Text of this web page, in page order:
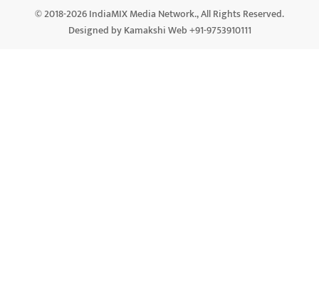
© 2018-2026 IndiaMIX Media Network., All Rights Reserved.
Designed by Kamakshi Web +91-9753910111